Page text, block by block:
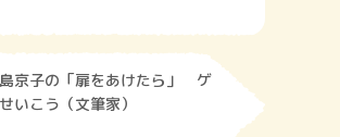
京子の「扉をあけたら」 ゲ
いこう（文筆家）